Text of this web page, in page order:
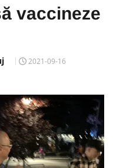
vaccineze
2021-09-16